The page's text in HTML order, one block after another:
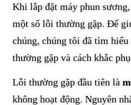
Khi lắp đặt máy phun
một số lỗi thường gặp. Để
chúng, chúng tôi đã tìm
thường gặp và cách khắc
Lỗi thường gặp đầu tiên là
không hoạt động. Nguyên